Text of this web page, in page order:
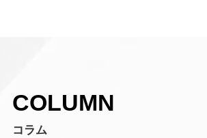
COLUMN
コラム